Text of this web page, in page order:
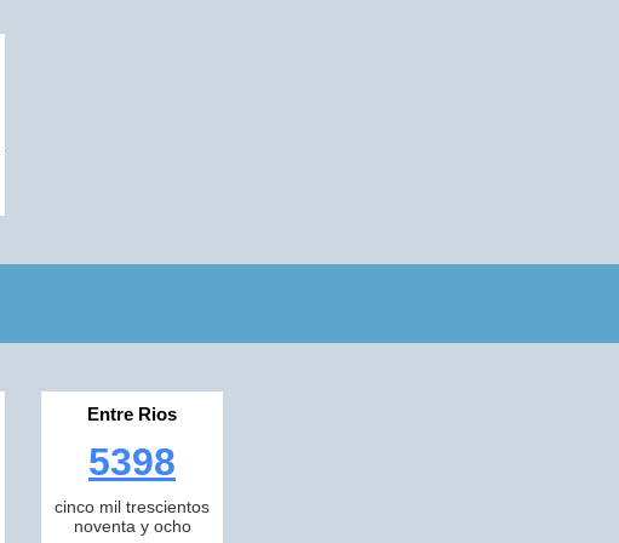
Entre Rios
5398
cinco mil trescientos
noventa y ocho